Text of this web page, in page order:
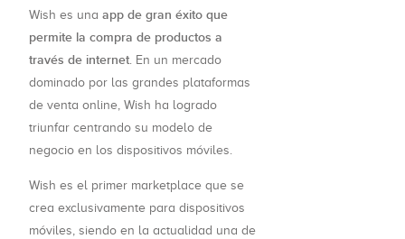
Wish es una app de gran éxito que
permite la compra de productos a
través de internet. En un mercado
dominado por las grandes plataformas
de venta online, Wish ha logrado
triunfar centrando su modelo de
negocio en los dispositivos móviles.
Wish es el primer marketplace que se
crea exclusivamente para dispositivos
móviles, siendo en la actualidad una de